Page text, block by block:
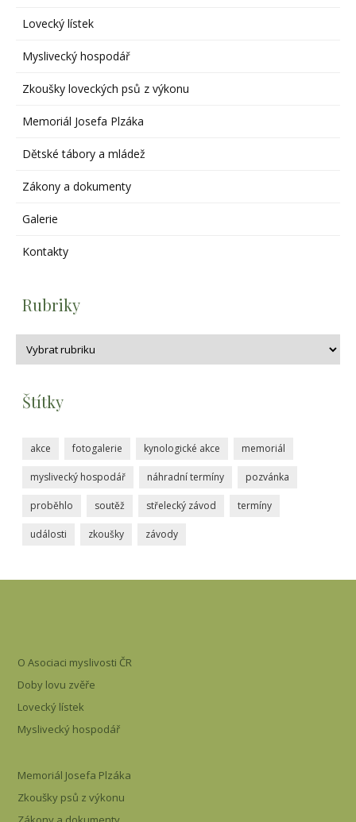
Lovecký lístek
Myslivecký hospodář
Zkoušky loveckých psů z výkonu
Memoriál Josefa Plzáka
Dětské tábory a mládež
Zákony a dokumenty
Galerie
Kontakty
Rubriky
Štítky
akce fotogalerie kynologické akce memoriál
myslivecký hospodář náhradní termíny pozvánka
proběhlo soutěž střelecký závod termíny
události zkoušky závody
O Asociaci myslivosti ČR
Doby lovu zvěře
Lovecký lístek
Myslivecký hospodář
Memoriál Josefa Plzáka
Zkoušky psů z výkonu